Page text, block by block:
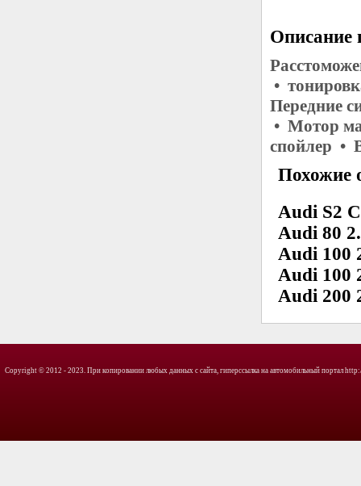
Описание
•
Передние
• Мотор
спойлер •
Похожие
Audi S2
Audi 80
Audi 100
Audi 100
Audi 200
Copyright © 2012 - 2023. При копировании любых данных с сайта, гиперссылка на автомобильный портал